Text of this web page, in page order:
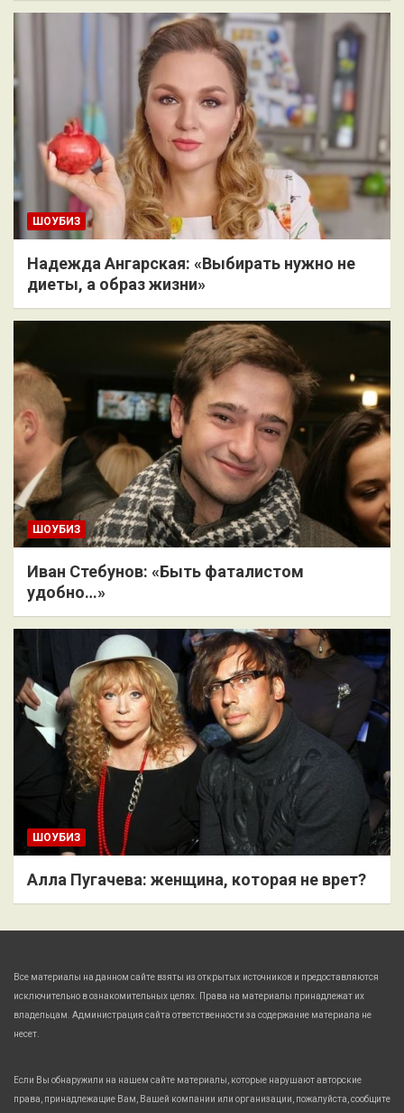
ШОУБИЗ
Надежда Ангарская: «Выбирать нужно не
диеты, а образ жизни»
ШОУБИЗ
Иван Стебунов: «Быть фаталистом
удобно…»
ШОУБИЗ
Алла Пугачева: женщина, которая не врет?
Все материалы на данном сайте взяты из открытых источников и предоставляются
исключительно в ознакомительных целях. Права на материалы принадлежат их
владельцам. Администрация сайта ответственности за содержание материала не
несет.
Если Вы обнаружили на нашем сайте материалы, которые нарушают авторские
права, принадлежащие Вам, Вашей компании или организации, пожалуйста, сообщите